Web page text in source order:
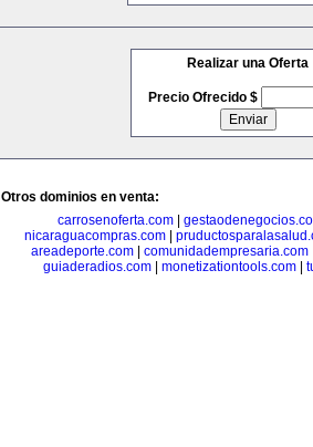
Realizar una Oferta
Precio Ofrecido $
Otros dominios en venta:
carrosenoferta.com
nicaraguacompras.com
areadeporte.com| comunidadempresaria.com
guiaderadios.com| monetizationtools.com|